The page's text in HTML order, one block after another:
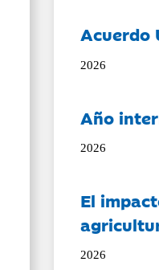
Acuerdo
2026
Año
2026
El
2026